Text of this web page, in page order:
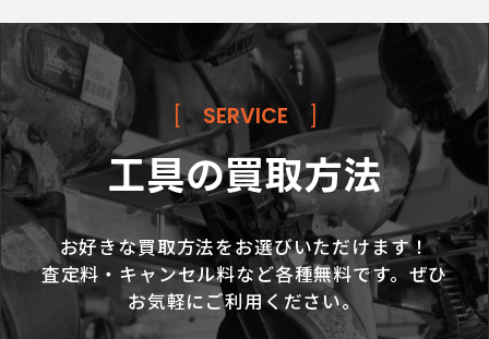
SERVICE
工具の買取方法
お好きな買取方法をお選びいただけます！
査定料・キャンセル料など各種無料です。ぜひ
お気軽にご利用ください。